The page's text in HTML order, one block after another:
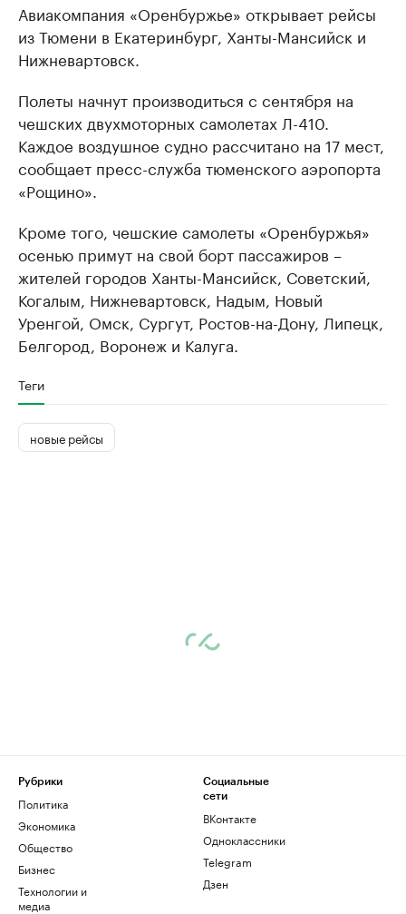
Авиакомпания «Оренбуржье» открывает рейсы
из Тюмени в Екатеринбург, Ханты-Мансийск и
Нижневартовск.
Полеты начнут производиться с сентября на
чешских двухмоторных самолетах Л-410.
Каждое воздушное судно рассчитано на 17 мест,
сообщает пресс-служба тюменского аэропорта
«Рощино».
Кроме того, чешские самолеты «Оренбуржья»
осенью примут на свой борт пассажиров –
жителей городов Ханты-Мансийск, Советский,
Когалым, Нижневартовск, Надым, Новый
Уренгой, Омск, Сургут, Ростов-на-Дону, Липецк,
Белгород, Воронеж и Калуга.
Теги
новые рейсы
Рубрики
Политика
Экономика
Общество
Бизнес
Технологии и
медиа
Социальные
сети
ВКонтакте
Одноклассники
Telegram
Дзен